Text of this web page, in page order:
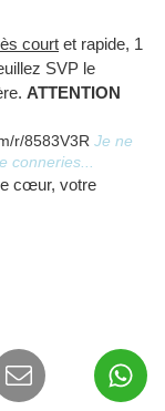
court et rapide, 1
SVP le
ATTENTION
r/8583V3R Je ne
conneries...
cœur, votre